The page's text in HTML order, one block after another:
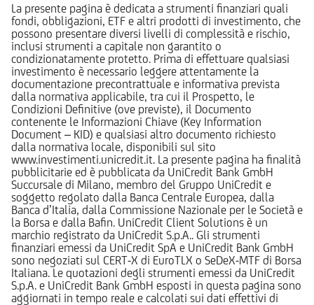
La presente pagina è dedicata a strumenti finanziari quali
fondi, obbligazioni, ETF e altri prodotti di investimento, che
possono presentare diversi livelli di complessità e rischio,
inclusi strumenti a capitale non garantito o
condizionatamente protetto. Prima di effettuare qualsiasi
investimento è necessario leggere attentamente la
documentazione precontrattuale e informativa prevista
dalla normativa applicabile, tra cui il Prospetto, le
Condizioni Definitive (ove previste), il Documento
contenente le Informazioni Chiave (Key Information
Document – KID) e qualsiasi altro documento richiesto
dalla normativa locale, disponibili sul sito
www.investimenti.unicredit.it. La presente pagina ha finalità
pubblicitarie ed è pubblicata da UniCredit Bank GmbH
Succursale di Milano, membro del Gruppo UniCredit e
soggetto regolato dalla Banca Centrale Europea, dalla
Banca d’Italia, dalla Commissione Nazionale per le Società e
la Borsa e dalla Bafin. UniCredit Client Solutions è un
marchio registrato da UniCredit S.p.A.. Gli strumenti
finanziari emessi da UniCredit SpA e UniCredit Bank GmbH
sono negoziati sul CERT-X di EuroTLX o SeDeX-MTF di Borsa
Italiana. Le quotazioni degli strumenti emessi da UniCredit
S.p.A. e UniCredit Bank GmbH esposti in questa pagina sono
aggiornati in tempo reale e calcolati sui dati effettivi di